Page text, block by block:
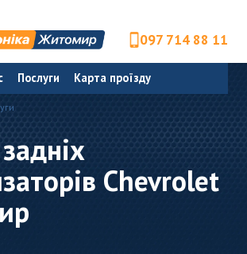
097 714 88 11
Послуги Карта проїзду
Chevrolet